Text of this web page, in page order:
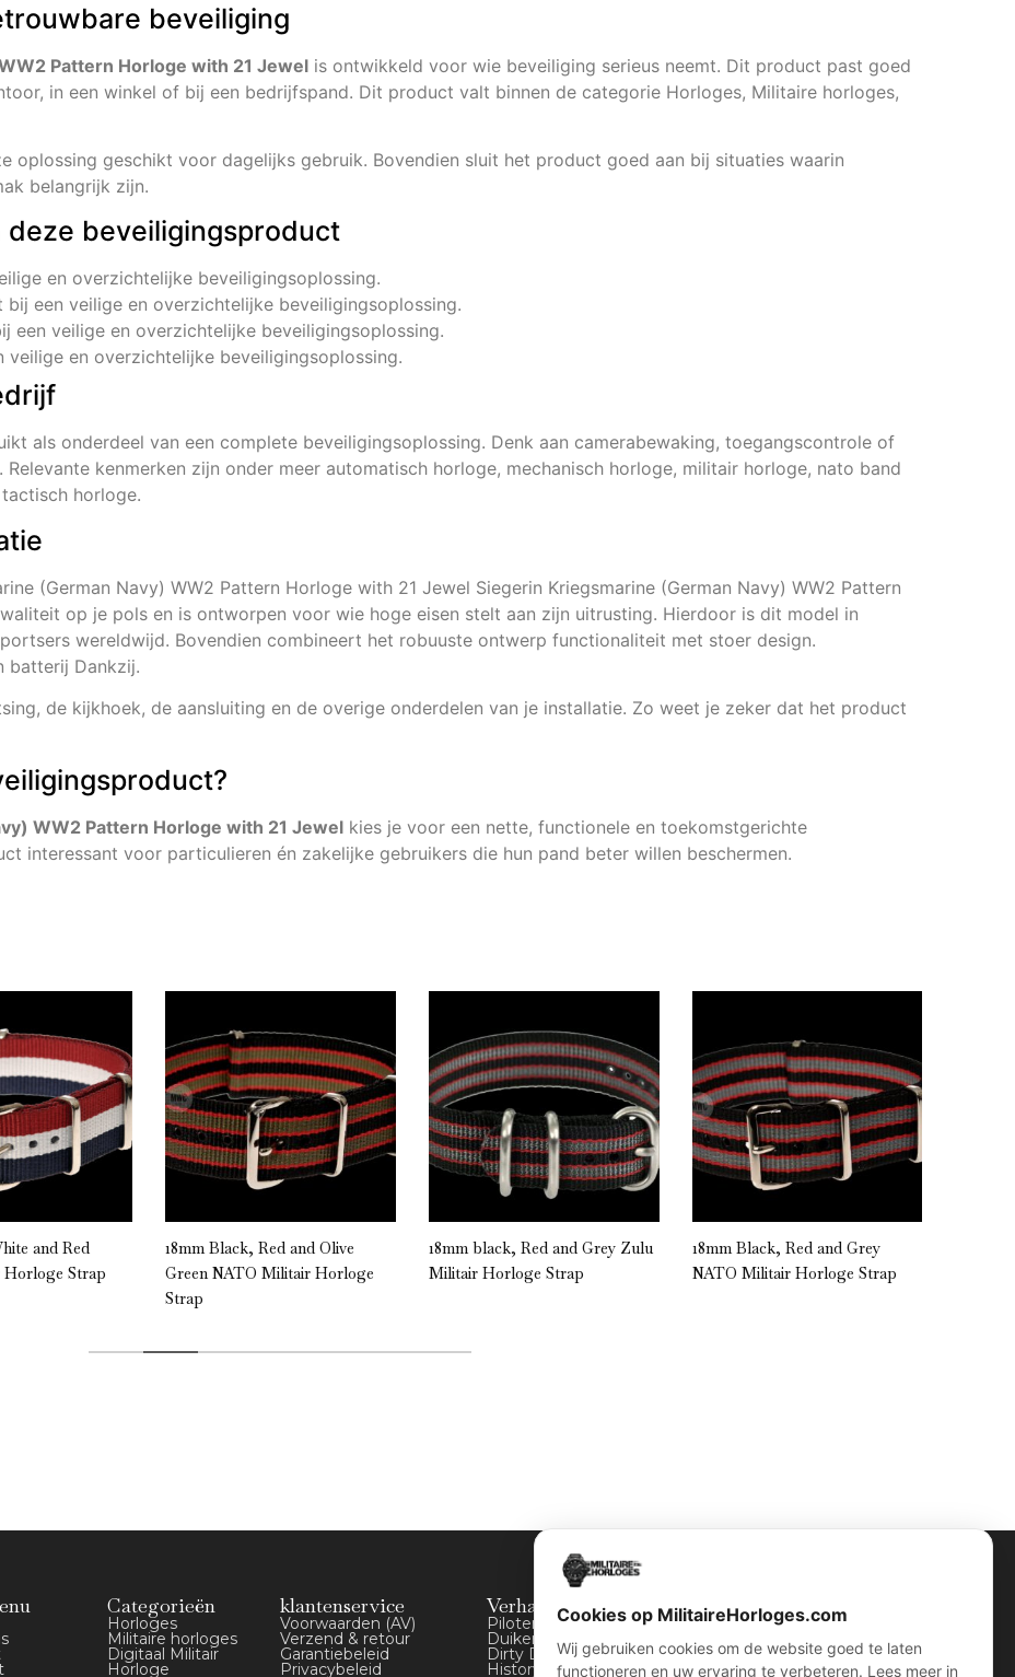
beveiliging
Pattern Horloge with 21 Jewel is ontwikkeld voor wie beveiliging serieus neemt. Dit product past goed
in een winkel of bij een bedrijfspand. Dit product valt binnen de categorie Horloges, Militaire horloges,
oplossing geschikt voor dagelijks gebruik. Bovendien sluit het product goed aan bij situaties waarin
belangrijk zijn.
beveiligingsproduct
en overzichtelijke beveiligingsoplossing.
bij een veilige en overzichtelijke beveiligingsoplossing.
een veilige en overzichtelijke beveiligingsoplossing.
veilige en overzichtelijke beveiligingsoplossing.
als onderdeel van een complete beveiligingsoplossing. Denk aan camerabewaking, toegangscontrole of
kenmerken zijn onder meer automatisch horloge, mechanisch horloge, militair horloge, nato band
horloge.
(German Navy) WW2 Pattern Horloge with 21 Jewel Siegerin Kriegsmarine (German Navy) WW2 Pattern
op je pols en is ontworpen voor wie hoge eisen stelt aan zijn uitrusting. Hierdoor is dit model in
wereldwijd. Bovendien combineert het robuuste ontwerp functionaliteit met stoer design.
batterij Dankzij.
de kijkhoek, de aansluiting en de overige onderdelen van je installatie. Zo weet je zeker dat het product
WW2 Pattern Horloge with 21 Jewel kies je voor een nette, functionele en toekomstgerichte
interessant voor particulieren én zakelijke gebruikers die hun pand beter willen beschermen.
and Red
Strap
18mm Black, Red and Olive
Green NATO Militair Horloge
Strap
18mm black, Red and Grey Zulu
Militair Horloge Strap
18mm Black, Red and Grey
NATO Militair Horloge Strap
Categorieën
Horloges
Militaire horloges
Digitaal Militair
Horloge
klantenservice
Voorwaarden (AV)
Verzend & retour
Garantiebeleid
Privacybeleid
Verhalen
Piloten horloges
Duikers horloges
Dirty Dozen
History van WOII
Contact Info
Wijnstraat 75 3311 BT Dordrecht
Nederland
Cookies op MilitaireHorloges.com
Wij gebruiken cookies om de website goed te laten
functioneren en uw ervaring te verbeteren. Lees meer in